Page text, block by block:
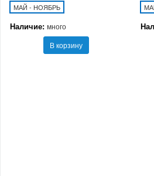
МАЙ - НОЯБРЬ
Наличие: много
В корзину